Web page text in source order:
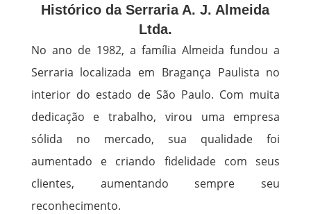
Histórico da Serraria A. J. Almeida
Ltda.
No ano de 1982, a família Almeida fundou a
Serraria localizada em Bragança Paulista no
interior do estado de São Paulo. Com muita
dedicação e trabalho, virou uma empresa
sólida no mercado, sua qualidade foi
aumentado e criando fidelidade com seus
clientes, aumentando sempre seu
reconhecimento.